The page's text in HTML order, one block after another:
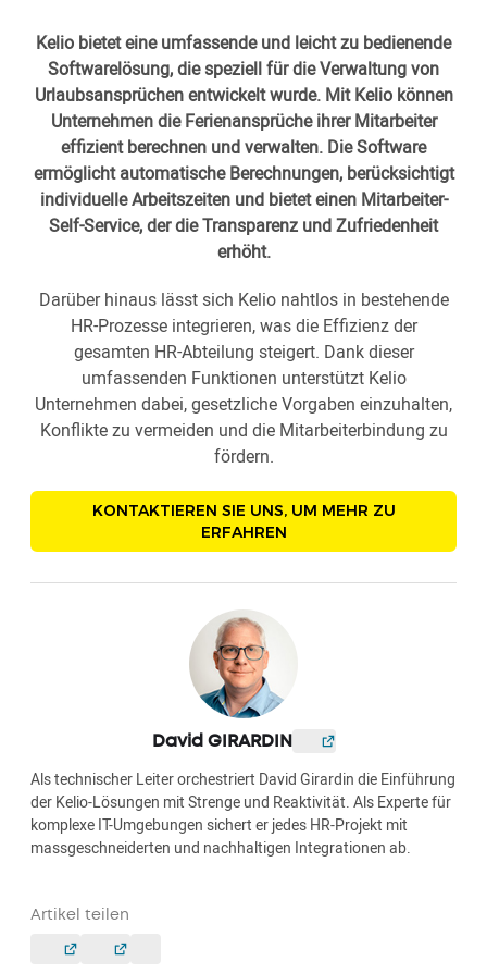
Kelio bietet eine umfassende und leicht zu bedienende
Softwarelösung, die speziell für die Verwaltung von
Urlaubsansprüchen entwickelt wurde. Mit Kelio können
Unternehmen die Ferienansprüche ihrer Mitarbeiter
effizient berechnen und verwalten. Die Software
ermöglicht automatische Berechnungen, berücksichtigt
individuelle Arbeitszeiten und bietet einen Mitarbeiter-
Self-Service, der die Transparenz und Zufriedenheit
erhöht.
Darüber hinaus lässt sich Kelio nahtlos in bestehende
HR-Prozesse integrieren, was die Effizienz der
gesamten HR-Abteilung steigert. Dank dieser
umfassenden Funktionen unterstützt Kelio
Unternehmen dabei, gesetzliche Vorgaben einzuhalten,
Konflikte zu vermeiden und die Mitarbeiterbindung zu
fördern.
KONTAKTIEREN SIE UNS, UM MEHR ZU
ERFAHREN
David GIRARDIN
Als technischer Leiter orchestriert David Girardin die Einführung
der Kelio-Lösungen mit Strenge und Reaktivität. Als Experte für
komplexe IT-Umgebungen sichert er jedes HR-Projekt mit
massgeschneiderten und nachhaltigen Integrationen ab.
Artikel teilen